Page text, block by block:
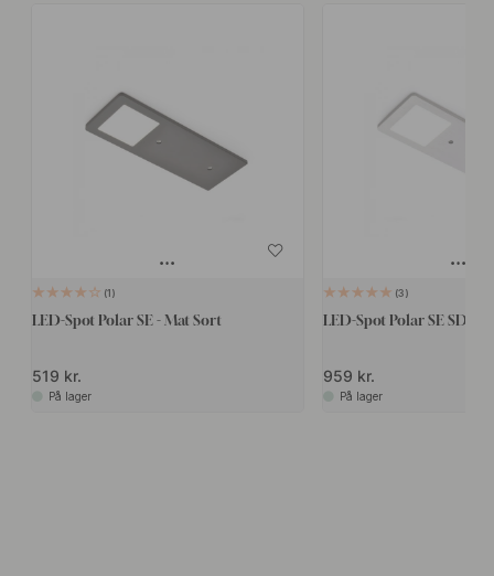
1
LED-Spot Polar SE - Mat Sort
519 kr.
På lager
3
LED-Spot Polar SE SDM
959 kr.
På lager